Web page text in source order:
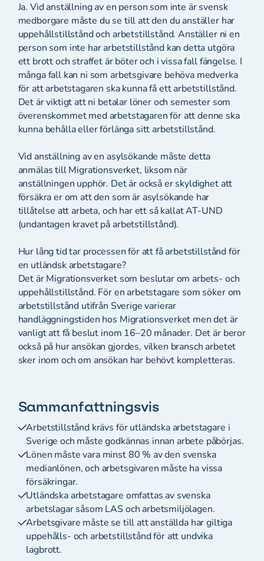
Ja. Vid anställning av en person som inte är svensk
medborgare måste du se till att den du anställer har
uppehållstillstånd och arbetstillstånd. Anställer ni en
person som inte har arbetstillstånd kan detta utgöra
ett brott och straffet är böter och i vissa fall fängelse. I
många fall kan ni som arbetsgivare behöva medverka
för att arbetstagaren ska kunna få ett arbetstillstånd.
Det är viktigt att ni betalar löner och semester som
överenskommet med arbetstagaren för att denne ska
kunna behålla eller förlänga sitt arbetstillstånd.
Vid anställning av en asylsökande måste detta
anmälas till Migrationsverket, liksom när
anställningen upphör. Det är också er skyldighet att
försäkra er om att den som är asylsökande har
tillåtelse att arbeta, och har ett så kallat AT-UND
(undantagen kravet på arbetstillstånd).
Hur lång tid tar processen för att få arbetstillstånd för
en utländsk arbetstagare?
Det är Migrationsverket som beslutar om arbets- och
uppehållstillstånd. För en arbetstagare som söker om
arbetstillstånd utifrån Sverige varierar
handläggningstiden hos Migrationsverket men det är
vanligt att få beslut inom 16–20 månader. Det är beror
också på hur ansökan gjordes, vilken bransch arbetet
sker inom och om ansökan har behövt kompletteras.
Sammanfattningsvis
Arbetstillstånd krävs för utländska arbetstagare i
Sverige och måste godkännas innan arbete påbörjas.
Lönen måste vara minst 80 % av den svenska
medianlönen, och arbetsgivaren måste ha vissa
försäkringar.
Utländska arbetstagare omfattas av svenska
arbetslagar såsom LAS och arbetsmiljölagen.
Arbetsgivare måste se till att anställda har giltiga
uppehålls- och arbetstillstånd för att undvika
lagbrott.